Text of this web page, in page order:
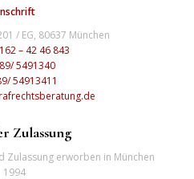
/ EG, 80637 München
– 42 46 843
5491340
54913411
Zulassung
Zulassung erworben in München
1994